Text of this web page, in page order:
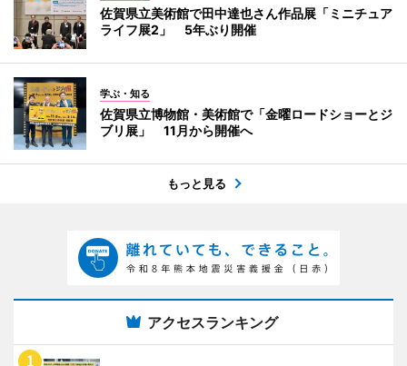
佐賀県立美術館で田中達也さん作品展「ミニチュア
ライフ展2」 5年ぶり開催
学ぶ・知る
佐賀県立博物館・美術館で「金曜ロードショーとジ
ブリ展」 11月から開催へ
もっと見る
アクセスランキング